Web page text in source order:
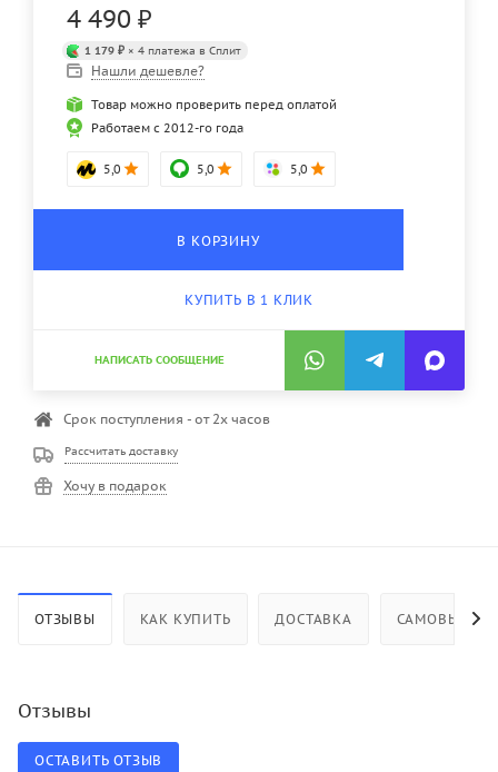
4 490 ₽
1 179 ₽ × 4 платежа в Сплит
Нашли дешевле?
Товар можно проверить перед оплатой
Работаем с 2012-го года
5,0 5,0 5,0
В КОРЗИНУ
КУПИТЬ В 1 КЛИК
НАПИСАТЬ СООБЩЕНИЕ
Срок поступления - от 2х часов
Рассчитать доставку
Хочу в подарок
ОТЗЫВЫ КАК КУПИТЬ ДОСТАВКА САМОВЫВОЗ
Отзывы
ОСТАВИТЬ ОТЗЫВ